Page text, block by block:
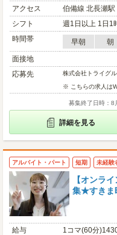
アクセス
伯備線 北長瀬駅
シフト
週1日以上 1日1
時間帯
早朝 朝
面接地
応募先
株式会社トライグ
※ こちらの求人は
募集終了日時：8
詳細を見る
アルバイト・パート 短期 未経験
【オンラ
集★すきま
給与
1コマ(60分